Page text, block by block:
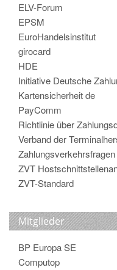
ELV-Forum
EPSM
EuroHandelsinstitut
girocard
HDE
Initiative Deutsche
Kartensicherheit de
PayComm
Richtlinie über
Verband der
Zahlungsverkehrsfragen
ZVT
ZVT-Standard
Mitglieder
BP Europa SE
Computop